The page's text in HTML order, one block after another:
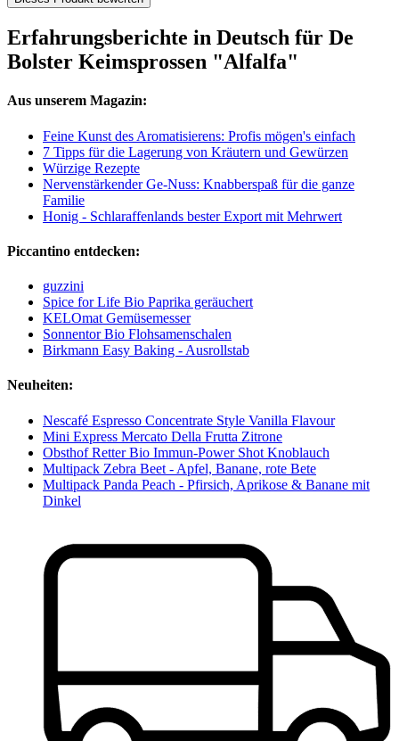
Erfahrungsberichte in Deutsch für De
Bolster Keimsprossen "Alfalfa"
Aus unserem Magazin:
Feine Kunst des Aromatisierens: Profis mögen's einfach
7 Tipps für die Lagerung von Kräutern und Gewürzen
Würzige Rezepte
Nervenstärkender Ge-Nuss: Knabberspaß für die ganze
Familie
Honig - Schlaraffenlands bester Export mit Mehrwert
Piccantino entdecken:
guzzini
Spice for Life Bio Paprika geräuchert
KELOmat Gemüsemesser
Sonnentor Bio Flohsamenschalen
Birkmann Easy Baking - Ausrollstab
Neuheiten:
Nescafé Espresso Concentrate Style Vanilla Flavour
Mini Express Mercato Della Frutta Zitrone
Obsthof Retter Bio Immun-Power Shot Knoblauch
Multipack Zebra Beet - Apfel, Banane, rote Bete
Multipack Panda Peach - Pfirsich, Aprikose & Banane mit
Dinkel